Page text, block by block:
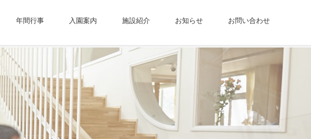
年間行事 入園案内 施設紹介 お知らせ お問い合わせ